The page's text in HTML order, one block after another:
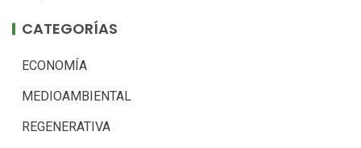
CATEGORÍAS
ECONOMÍA
MEDIOAMBIENTAL
REGENERATIVA